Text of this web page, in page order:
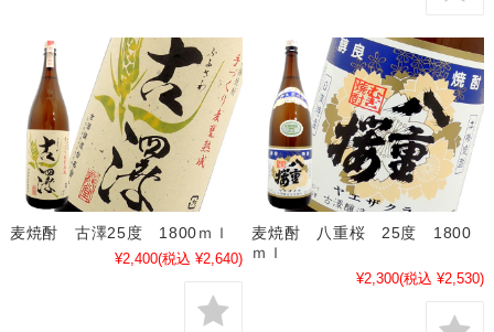
麦焼酎 古澤25度 1800ｍｌ
¥2,400(税込 ¥2,640)
麦焼酎 八重桜 25度 1800
ｍｌ
¥2,300(税込 ¥2,530)